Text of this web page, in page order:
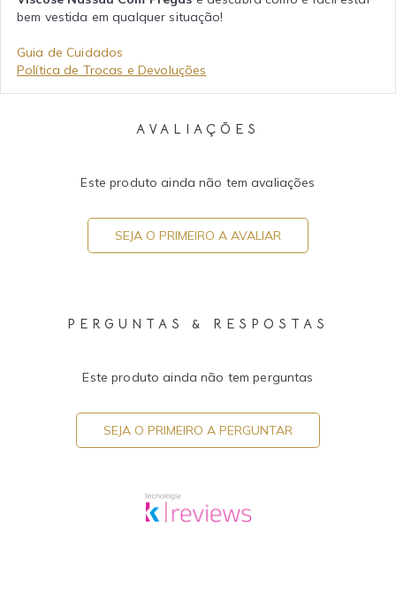
bem vestida em qualquer situação!
Guia de Cuidados
Política de Trocas e Devoluções
AVALIAÇÕES
Este produto ainda não tem avaliações
SEJA O PRIMEIRO A AVALIAR
PERGUNTAS & RESPOSTAS
Este produto ainda não tem perguntas
SEJA O PRIMEIRO A PERGUNTAR